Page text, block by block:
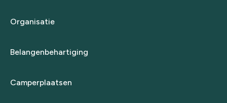
Organisatie
Belangenbehartiging
Camperplaatsen